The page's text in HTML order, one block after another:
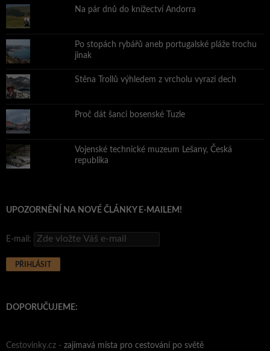
Na pár dnů do knížectví Andorra
Po stopách rybářů aneb portugalské pláže trochu
jinak
Stěna Trollů výhledem z vrcholu vyrazí dech
Proč dát šanci bosenské Tuzle
Vojenské technické muzeum Lešany, Česká
republika
UPOZORNĚNÍ NA NOVÉ ČLÁNKY E-MAILEM!
E-mail:
DOPORUČUJEME:
Cestovinky.cz - zajímavá místa pro cestování po světě